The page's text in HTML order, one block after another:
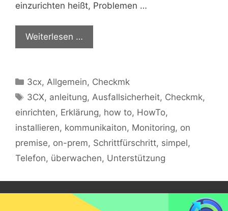
einzurichten heißt, Problemen …
Weiterlesen …
Kategorien
3cx, Allgemein, Checkmk
Schlagwörter
3CX, anleitung, Ausfallsicherheit, Checkmk,
einrichten, Erklärung, how to, HowTo,
installieren, kommunikaiton, Monitoring, on
premise, on-prem, Schrittfürschritt, simpel,
Telefon, überwachen, Unterstützung